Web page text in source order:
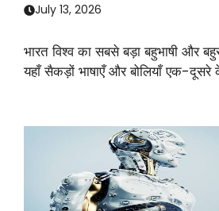
July 13, 2026
भारत विश्व का सबसे बड़ा बहुभाषी और
यहाँ सैकड़ों भाषाएँ और बोलियाँ एक-